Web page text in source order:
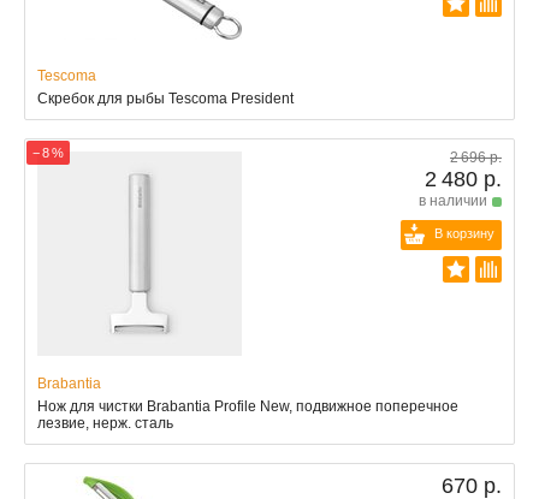
Tescoma
Скребок для рыбы Tescoma President
− 8 % 2 696 р.
2 480 р.
в наличии
В корзину
Brabantia
Нож для чистки Brabantia Profile New, подвижное поперечное
лезвие, нерж. сталь
670 р.